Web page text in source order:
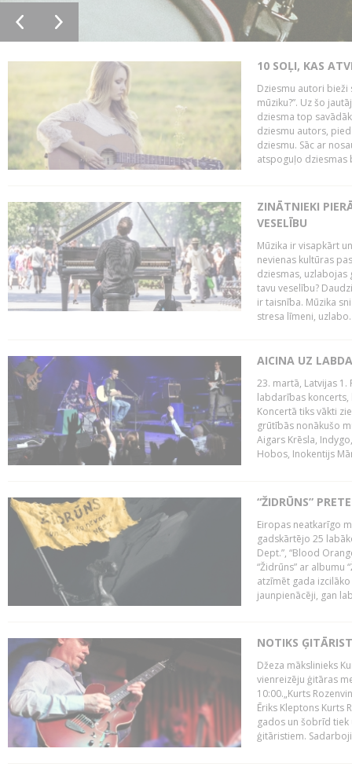
10 SOĻI, KAS
Dziesmu autori bieži
mūziku?”. Uz šo
dziesma top
dziesmu autors,
dziesmu. Sāc ar
atspoguļo dziesmas
ZINĀTNIEKI
VESELĪBU
Mūzika ir visapkārt
nevienas kultūras
dziesmas, uzlabojas
tavu veselību?
ir taisnība. Mūzika
stresa līmeni,
AICINA UZ
23. martā, Latvijas 1.
labdarības koncerts,
Koncertā tiks vākti
grūtībās nonākušo
Aigars Krēsla,
Hobos, Inokentijs
“ŽIDRŪNS”
Eiropas neatkarīgo
gadskārtējo 25
Dept.”, “Blood
“Židrūns” ar albumu
atzīmēt gada
jaunpienācēji, gan
NOTIKS
Džeza mākslinieks
vienreizēju ģitāras
10:00.„Kurts
Ēriks Kleptons Kurts
gados un šobrīd
ģitāristiem.